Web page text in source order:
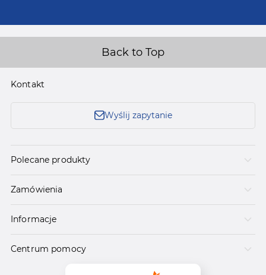
Back to Top
Kontakt
Wyślij zapytanie
Polecane produkty
Zamówienia
Informacje
Centrum pomocy